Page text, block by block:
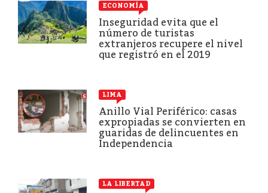
ECONOMÍA
Inseguridad evita que el
número de turistas
extranjeros recupere el nivel
que registró en el 2019
LIMA
Anillo Vial Periférico: casas
expropiadas se convierten en
guaridas de delincuentes en
Independencia
LA LIBERTAD